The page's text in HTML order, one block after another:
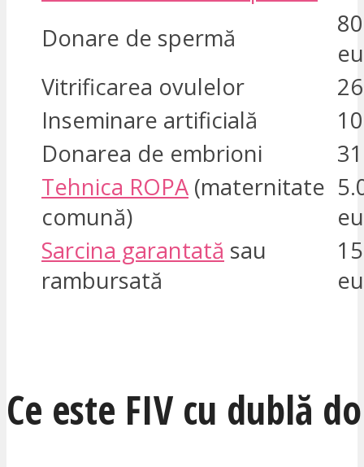
Donare de spermă
Vitrificarea ovulelor
Inseminare artificială
Donarea de embrioni
Tehnica ROPA (maternitate
comună)
Sarcina garantată sau
rambursată
Ce este FIV cu dublă